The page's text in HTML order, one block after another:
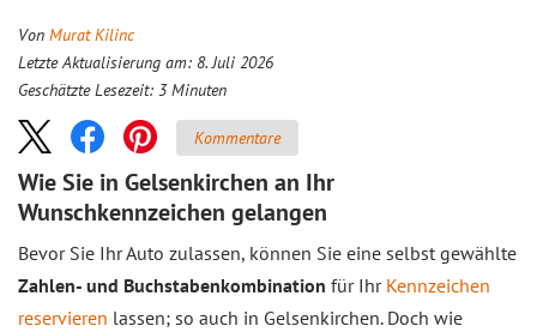
Von Murat Kilinc
Letzte Aktualisierung am: 8. Juli 2026
Geschätzte Lesezeit: 3 Minuten
Kommentare
Wie Sie in Gelsenkirchen an Ihr
Wunschkennzeichen gelangen
Bevor Sie Ihr Auto zulassen, können Sie eine selbst gewählte
Zahlen- und Buchstabenkombination für Ihr Kennzeichen
reservieren lassen; so auch in Gelsenkirchen. Doch wie